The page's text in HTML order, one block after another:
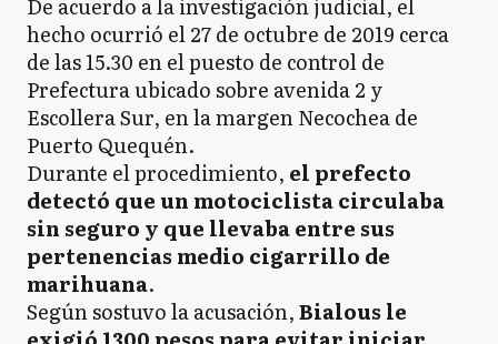
De acuerdo a la investigación judicial, el
hecho ocurrió el 27 de octubre de 2019 cerca
de las 15.30 en el puesto de control de
Prefectura ubicado sobre avenida 2 y
Escollera Sur, en la margen Necochea de
Puerto Quequén.
Durante el procedimiento, el prefecto
detectó que un motociclista circulaba
sin seguro y que llevaba entre sus
pertenencias medio cigarrillo de
marihuana.
Según sostuvo la acusación,Bialous le